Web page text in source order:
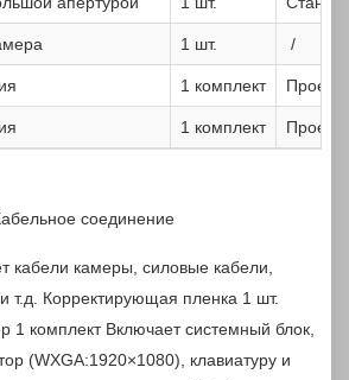
1 шт. /
1 комплект
1 комплект
соединение
кабели камеры, силовые кабели,
т.д.
Корректирующая пленка 1 шт.
1 комплект Включает системный блок,
(WXGA:1920×1080), клавиатуру и